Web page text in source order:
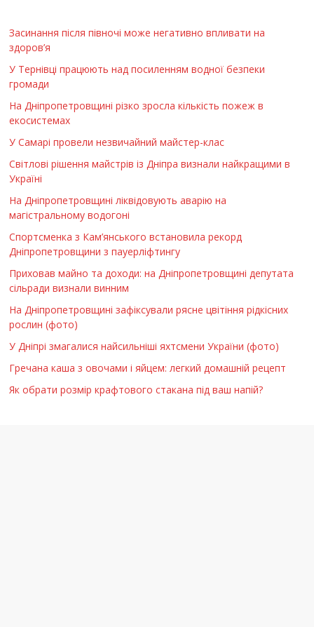
Засинання після півночі може негативно впливати на
здоров’я
У Тернівці працюють над посиленням водної безпеки
громади
На Дніпропетровщині різко зросла кількість пожеж в
екосистемах
У Самарі провели незвичайний майстер-клас
Світлові рішення майстрів із Дніпра визнали найкращими в
Україні
На Дніпропетровщині ліквідовують аварію на
магістральному водогоні
Спортсменка з Кам’янського встановила рекорд
Дніпропетровщини з пауерліфтингу
Приховав майно та доходи: на Дніпропетровщині депутата
сільради визнали винним
На Дніпропетровщині зафіксували рясне цвітіння рідкісних
рослин (фото)
У Дніпрі змагалися найсильніші яхтсмени України (фото)
Гречана каша з овочами і яйцем: легкий домашній рецепт
Як обрати розмір крафтового стакана під ваш напій?